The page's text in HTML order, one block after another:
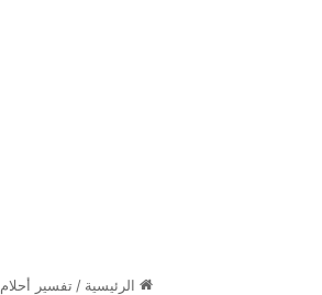
الرئيسية / تفسير أحلام